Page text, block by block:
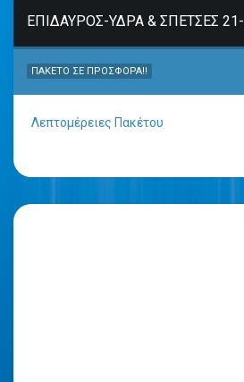
ΠΑΚΈΤΟ ΣΕ ΠΡΟΣΦΟΡΆ!!
Λεπτομέρειες Πακέτου